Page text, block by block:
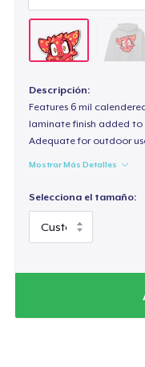
Descripción:
Features 6 mil
laminate finish added to
Adequate for outdoor
Mostrar Más Detalles
Selecciona el tamaño: